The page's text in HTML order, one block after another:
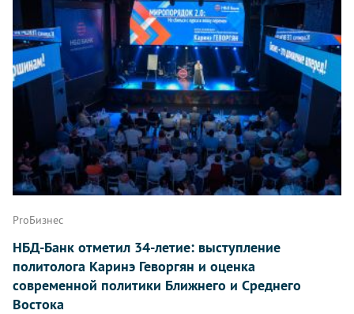
ProБизнес
НБД-Банк отметил 34-летие: выступление
политолога Каринэ Геворгян и оценка
современной политики Ближнего и Среднего
Востока